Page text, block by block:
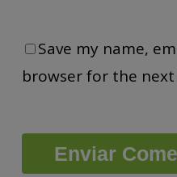
Save my name,
browser for the